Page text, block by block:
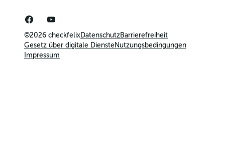
©2026 checkfelixDatenschutzBarrierefreiheit
Gesetz über digitale Dienste Nutzungsbedingungen
Impressum